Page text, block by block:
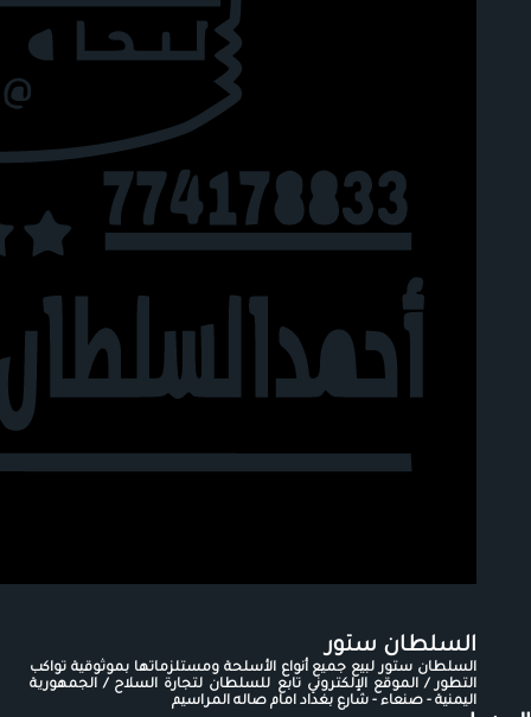
السلطان ستور
السلطان ستور لبيع جميع أنواع الأسلحة ومستلزماتها بموثوقية تواكب
التطور / الموقع الإلكتروني تابع للسلطان لتجارة السلاح / الجمهورية
اليمنية - صنعاء - شارع بغداد امام صاله المراسيم